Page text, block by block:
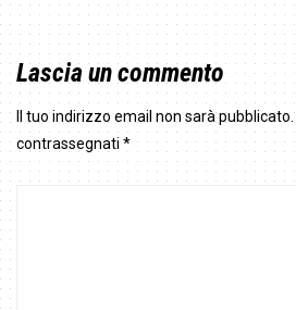
Lascia un commento
Il tuo indirizzo email non sarà pubblicato.
contrassegnati *